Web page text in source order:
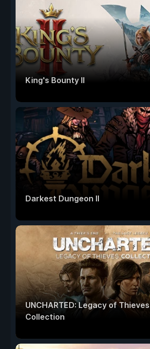
King's Bounty II
Darkest Dungeon II
UNCHARTED: Legacy of Thieves
Collection